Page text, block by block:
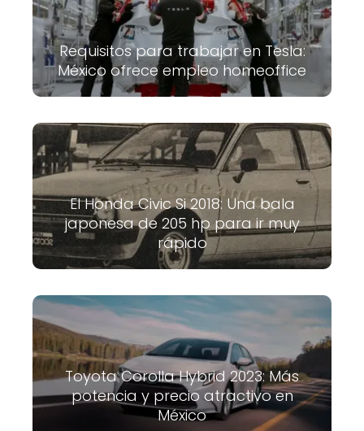
Requisitos para trabajar en Tesla:
México ofrece empleo homeoffice
El Honda Civic Si 2018: Una bala
japonesa de 205 hp para ir muy
rápido
Toyota Corolla Hybrid 2023: Más
potencia y precio atractivo en
México